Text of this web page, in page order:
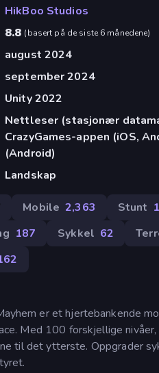
HikBoo Studios
8.8 (basert på de siste 6 månedene)
august 2024
september 2024
Unity 2022
Nettleser (stasjonær
CrazyGames-appen (iOS,
(Android)
Landskap
Mobile 2,363 Stunt
187 Sykkel 62
er et hjertebankende
Med 100 forskjellige
til det ytterste. Oppgrader